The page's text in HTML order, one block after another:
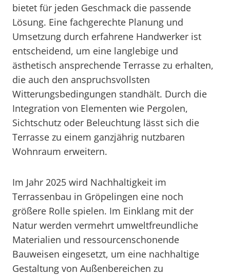
bietet für jeden Geschmack die passende
Lösung. Eine fachgerechte Planung und
Umsetzung durch erfahrene Handwerker ist
entscheidend, um eine langlebige und
ästhetisch ansprechende Terrasse zu erhalten,
die auch den anspruchsvollsten
Witterungsbedingungen standhält. Durch die
Integration von Elementen wie Pergolen,
Sichtschutz oder Beleuchtung lässt sich die
Terrasse zu einem ganzjährig nutzbaren
Wohnraum erweitern.
Im Jahr 2025 wird Nachhaltigkeit im
Terrassenbau in Gröpelingen eine noch
größere Rolle spielen. Im Einklang mit der
Natur werden vermehrt umweltfreundliche
Materialien und ressourcenschonende
Bauweisen eingesetzt, um eine nachhaltige
Gestaltung von Außenbereichen zu